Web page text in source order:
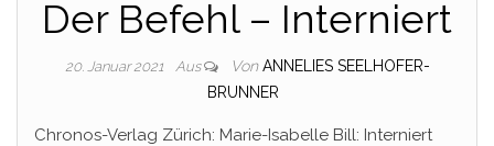
Der Befehl – Interniert
20. Januar 2021 Aus Von ANNELIES SEELHOFER-
BRUNNER
Chronos-Verlag Zürich: Marie-Isabelle Bill: Interniert